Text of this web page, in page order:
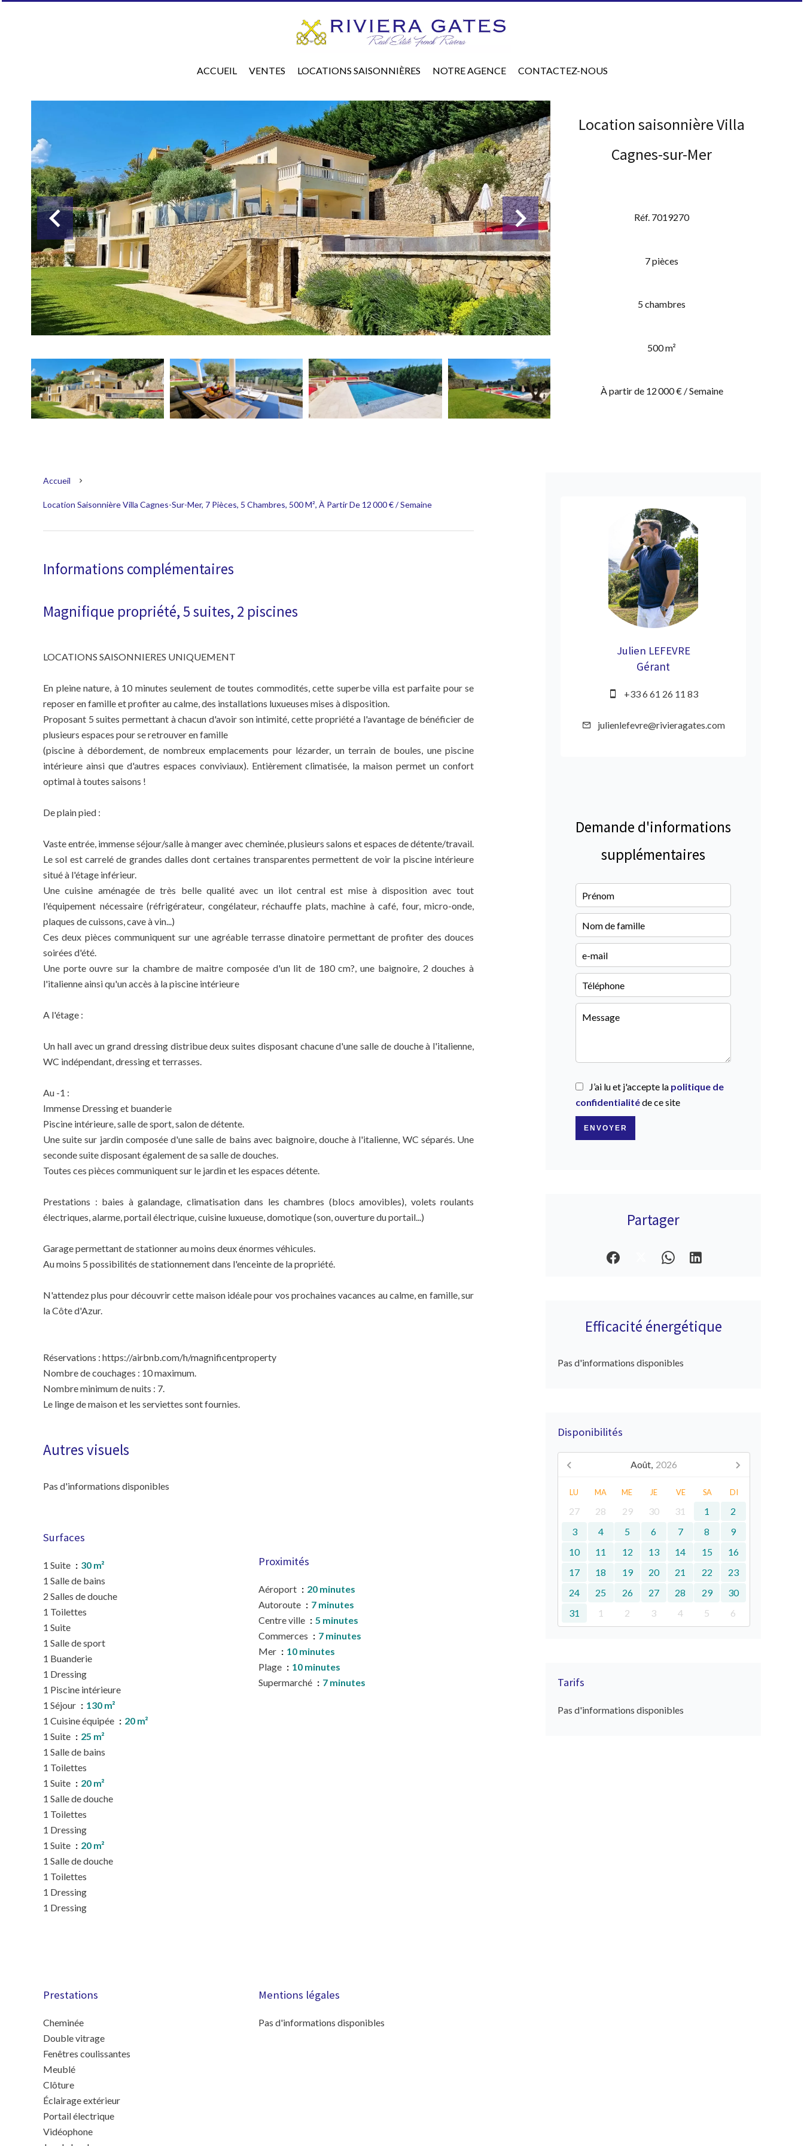
ACCUEIL VENTES LOCATIONS SAISONNIÈRES NOTRE AGENCE CONTACTEZ-NOUS
Location saisonnière Villa
Cagnes-sur-Mer
Réf. 7019270
7 pièces
5 chambres
500 m²
À partir de 12 000 € / Semaine
Accueil
Location Saisonnière Villa Cagnes-Sur-Mer, 7 Pièces, 5 Chambres, 500 M², À Partir De 12 000 € / Semaine
Informations complémentaires
Magnifique propriété, 5 suites, 2 piscines
LOCATIONS SAISONNIERES UNIQUEMENT
En pleine nature, à 10 minutes seulement de toutes commodités, cette superbe villa est parfaite pour se
reposer en famille et profiter au calme, des installations luxueuses mises à disposition.
Proposant 5 suites permettant à chacun d'avoir son intimité, cette propriété a l'avantage de bénéficier de
plusieurs espaces pour se retrouver en famille
(piscine à débordement, de nombreux emplacements pour lézarder, un terrain de boules, une piscine
intérieure ainsi que d'autres espaces conviviaux). Entièrement climatisée, la maison permet un confort
optimal à toutes saisons !
De plain pied :
Vaste entrée, immense séjour/salle à manger avec cheminée, plusieurs salons et espaces de détente/travail.
Le sol est carrelé de grandes dalles dont certaines transparentes permettent de voir la piscine intérieure
situé à l'étage inférieur.
Une cuisine aménagée de très belle qualité avec un ilot central est mise à disposition avec tout
l'équipement nécessaire (réfrigérateur, congélateur, réchauffe plats, machine à café, four, micro-onde,
plaques de cuissons, cave à vin...)
Ces deux pièces communiquent sur une agréable terrasse dinatoire permettant de profiter des douces
soirées d'été.
Une porte ouvre sur la chambre de maitre composée d'un lit de 180 cm?, une baignoire, 2 douches à
l'italienne ainsi qu'un accès à la piscine intérieure
A l'étage :
Un hall avec un grand dressing distribue deux suites disposant chacune d'une salle de douche à l'italienne,
WC indépendant, dressing et terrasses.
Au -1 :
Immense Dressing et buanderie
Piscine intérieure, salle de sport, salon de détente.
Une suite sur jardin composée d'une salle de bains avec baignoire, douche à l'italienne, WC séparés. Une
seconde suite disposant également de sa salle de douches.
Toutes ces pièces communiquent sur le jardin et les espaces détente.
Prestations : baies à galandage, climatisation dans les chambres (blocs amovibles), volets roulants
électriques, alarme, portail électrique, cuisine luxueuse, domotique (son, ouverture du portail...)
Garage permettant de stationner au moins deux énormes véhicules.
Au moins 5 possibilités de stationnement dans l'enceinte de la propriété.
N'attendez plus pour découvrir cette maison idéale pour vos prochaines vacances au calme, en famille, sur
la Côte d'Azur.
Réservations : https://airbnb.com/h/magnificentproperty
Nombre de couchages : 10 maximum.
Nombre minimum de nuits : 7.
Le linge de maison et les serviettes sont fournies.
Autres visuels
Pas d'informations disponibles
Surfaces
1 Suite
30 m²
1 Salle de bains
2 Salles de douche
1 Toilettes
1 Suite
1 Salle de sport
1 Buanderie
1 Dressing
1 Piscine intérieure
1 Séjour
130 m²
1 Cuisine équipée
20 m²
1 Suite
25 m²
1 Salle de bains
1 Toilettes
1 Suite
20 m²
1 Salle de douche
1 Toilettes
1 Dressing
1 Suite
20 m²
1 Salle de douche
1 Toilettes
1 Dressing
1 Dressing
Proximités
Aéroport
20 minutes
Autoroute
7 minutes
Centre ville
5 minutes
Commerces
7 minutes
Mer
10 minutes
Plage
10 minutes
Supermarché
7 minutes
Prestations
Cheminée
Double vitrage
Fenêtres coulissantes
Meublé
Clôture
Éclairage extérieur
Portail électrique
Vidéophone
Mentions légales
Pas d'informations disponibles
Julien LEFEVRE
Gérant
+33 6 61 26 11 83
julienlefevre@rivieragates.com
Demande d'informations
supplémentaires
J’ai lu et j'accepte la politique de
confidentialitéde ce site
ENVOYER
Partager
Efficacité énergétique
Pas d'informations disponibles
Disponibilités
Août, 2026
LU MA ME JE VE SA DI
27 28 29 30 31 1
2
3
4 5 6 7 8
9
10
11 12 13 14 15
16
17
18 19 20 21 22
23
24
25 26 27 28 29
30
31
1 2 3 4 5 6
Tarifs
Pas d'informations disponibles